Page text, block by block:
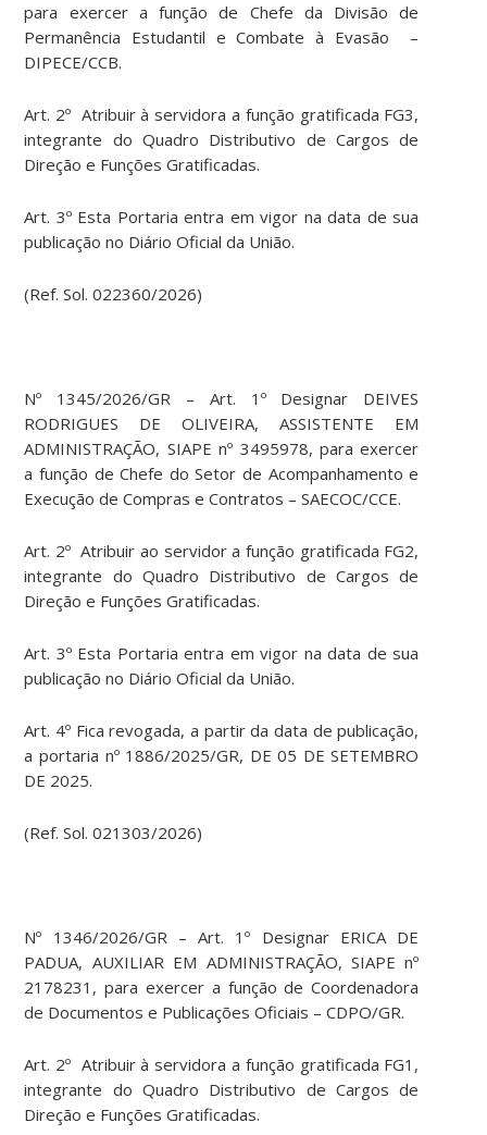
para exercer a função de Chefe da Divisão de
Permanência Estudantil e Combate à Evasão –
DIPECE/CCB.
Art. 2º Atribuir à servidora a função gratificada FG3,
integrante do Quadro Distributivo de Cargos de
Direção e Funções Gratificadas.
Art. 3º Esta Portaria entra em vigor na data de sua
publicação no Diário Oficial da União.
(Ref. Sol. 022360/2026)
Nº 1345/2026/GR – Art. 1º Designar DEIVES
RODRIGUES DE OLIVEIRA, ASSISTENTE EM
ADMINISTRAÇÃO, SIAPE nº 3495978, para exercer
a função de Chefe do Setor de Acompanhamento e
Execução de Compras e Contratos – SAECOC/CCE.
Art. 2º Atribuir ao servidor a função gratificada FG2,
integrante do Quadro Distributivo de Cargos de
Direção e Funções Gratificadas.
Art. 3º Esta Portaria entra em vigor na data de sua
publicação no Diário Oficial da União.
Art. 4º Fica revogada, a partir da data de publicação,
a portaria nº 1886/2025/GR, DE 05 DE SETEMBRO
DE 2025.
(Ref. Sol. 021303/2026)
Nº 1346/2026/GR – Art. 1º Designar ERICA DE
PADUA, AUXILIAR EM ADMINISTRAÇÃO, SIAPE nº
2178231, para exercer a função de Coordenadora
de Documentos e Publicações Oficiais – CDPO/GR.
Art. 2º Atribuir à servidora a função gratificada FG1,
integrante do Quadro Distributivo de Cargos de
Direção e Funções Gratificadas.